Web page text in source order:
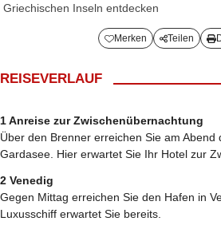
Griechischen Inseln entdecken
Merken Teilen
REISEVERLAUF
1 Anreise zur Zwischenübernachtung
Über den Brenner erreichen Sie am Abend
Gardasee. Hier erwartet Sie Ihr Hotel zur
2 Venedig
Gegen Mittag erreichen Sie den Hafen in
Luxusschiff erwartet Sie bereits.